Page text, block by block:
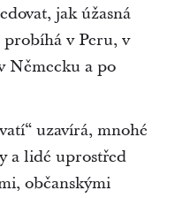
jak úžasná
probíhá v Peru, v
Německu a po
uzavírá, mnohé
a lidé uprostřed
občanskými